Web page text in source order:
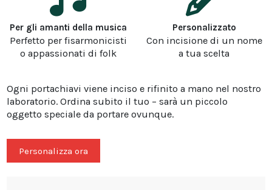
Per gli amanti della musica
Perfetto per fisarmonicisti
o appassionati di folk
Personalizzato
Con incisione di un nome
a tua scelta
Ogni portachiavi viene inciso e rifinito a mano nel nostro
laboratorio. Ordina subito il tuo – sarà un piccolo
oggetto speciale da portare ovunque.
Personalizza ora